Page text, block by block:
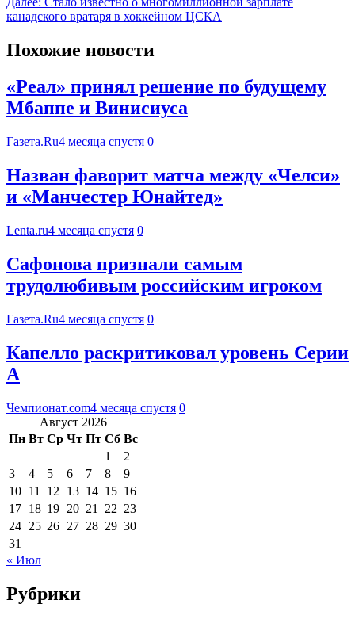
канадского вратаря в хоккейном ЦСКА
Похожие новости
«Реал» принял решение по будущему
Мбаппе и Винисиуса
Газета.Ru4 месяца спустя 0
Назван фаворит матча между «Челси»
и «Манчестер Юнайтед»
Lenta.ru4 месяца спустя 0
Сафонова признали самым
трудолюбивым российским игроком
Газета.Ru4 месяца спустя 0
Капелло раскритиковал уровень Серии
А
Чемпионат.com4 месяца спустя 0
Август 2026
Пн Вт Ср Чт Пт Сб Вс
1
2
3
4 5 6 7 8
9
10 11 12 13 14 15 16
17 18 19 20 21 22 23
24 25 26 27 28 29 30
31
« Июл
Рубрики